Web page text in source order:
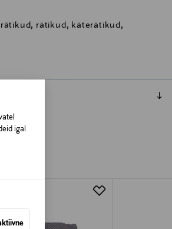
igal
rätikud, käterätikud,